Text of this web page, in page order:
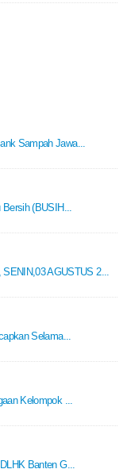
Sampah Jawa...
(BUSIH...
AGUSTUS 2...
Selama...
Kelompok ...
Banten G...